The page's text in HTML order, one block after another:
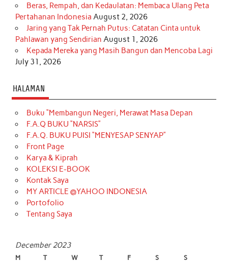
Beras, Rempah, dan Kedaulatan: Membaca Ulang Peta
Pertahanan Indonesia August 2, 2026
Jaring yang Tak Pernah Putus: Catatan Cinta untuk
Pahlawan yang Sendirian August 1, 2026
Kepada Mereka yang Masih Bangun dan Mencoba Lagi
July 31, 2026
HALAMAN
Buku “Membangun Negeri, Merawat Masa Depan
F.A.Q BUKU “NARSIS”
F.A.Q. BUKU PUISI “MENYESAP SENYAP”
Front Page
Karya & Kiprah
KOLEKSI E-BOOK
Kontak Saya
MY ARTICLE @YAHOO INDONESIA
Portofolio
Tentang Saya
December 2023
M T W T F S S